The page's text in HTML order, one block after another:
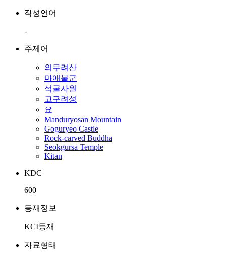
작성언어
-
주제어
의무려산
마애불군
석굴사원
고구려성
요
Manduryosan Mountain
Goguryeo Castle
Rock-carved Buddha
Seokgursa Temple
Kitan
KDC
600
등재정보
KCI등재
자료형태